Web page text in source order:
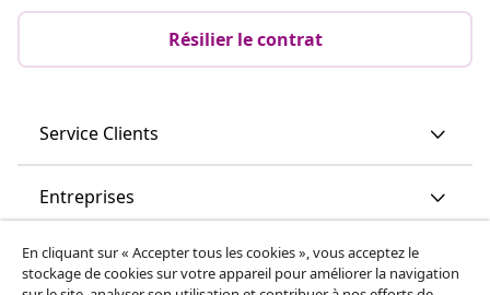
Résilier le contrat
Service Clients
Entreprises
vidaXL
En cliquant sur « Accepter tous les cookies », vous acceptez le
stockage de cookies sur votre appareil pour améliorer la navigation